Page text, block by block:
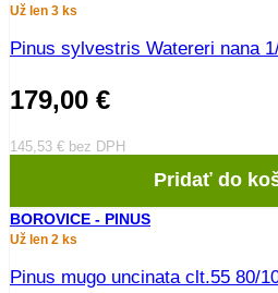
Už len 3 ks
Pinus sylvestris Watereri nana
179,00 €
145,53 € bez DPH
Pridať do
BOROVICE - PINUS
Už len 2 ks
Pinus mugo uncinata clt.55 80/